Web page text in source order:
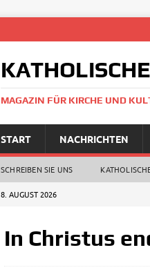
MAGAZIN FÜR KIRCHE UND
START NACHRICHTEN
SCHREIBEN SIE UNS
8. AUGUST 2026
In Christus